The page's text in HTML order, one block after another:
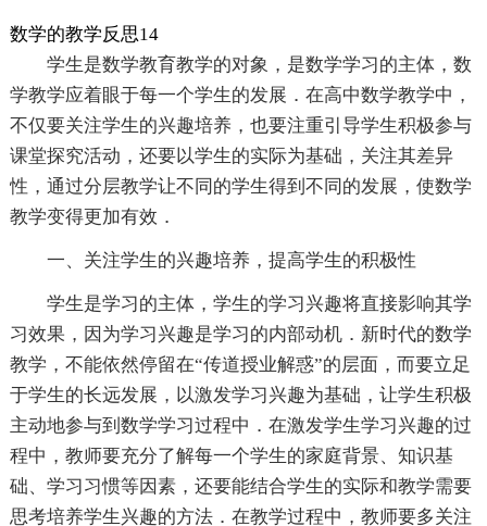
数学的教学反思14
学生是数学教育教学的对象，是数学学习的主体，数
学教学应着眼于每一个学生的发展．在高中数学教学中，
不仅要关注学生的兴趣培养，也要注重引导学生积极参与
课堂探究活动，还要以学生的实际为基础，关注其差异
性，通过分层教学让不同的学生得到不同的发展，使数学
教学变得更加有效．
一、关注学生的兴趣培养，提高学生的积极性
学生是学习的主体，学生的学习兴趣将直接影响其学
习效果，因为学习兴趣是学习的内部动机．新时代的数学
教学，不能依然停留在“传道授业解惑”的层面，而要立足
于学生的长远发展，以激发学习兴趣为基础，让学生积极
主动地参与到数学学习过程中．在激发学生学习兴趣的过
程中，教师要充分了解每一个学生的家庭背景、知识基
础、学习习惯等因素，还要能结合学生的实际和教学需要
思考培养学生兴趣的方法．在教学过程中，教师要多关注